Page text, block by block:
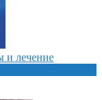
и лечение